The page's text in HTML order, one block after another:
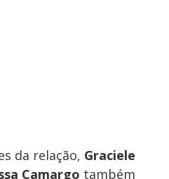
da relação, Graciele
Camargo também